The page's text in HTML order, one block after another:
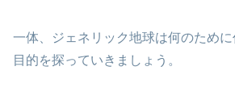
一体、ジェネリック地球は何のため
目的を探っていきましょう。